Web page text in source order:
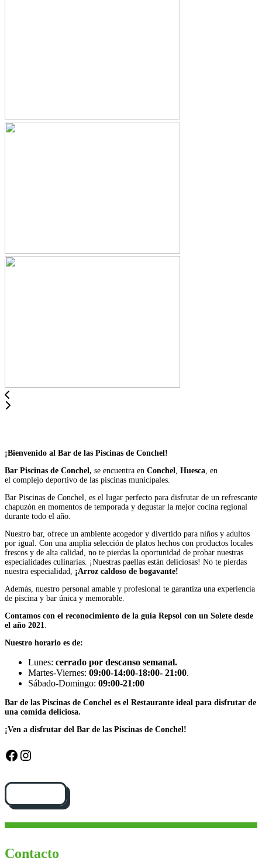
¡Bienvenido al Bar de las Piscinas de Conchel!
Bar Piscinas de Conchel, se encuentra en Conchel Huesca , en
el complejo deportivo de las piscinas municipales.
Bar Piscinas de Conchel, es el lugar perfecto para disfrutar de un refrescante
chapuzón en momentos de temporada y degustar la mejor cocina regional
durante todo el año.
Nuestro bar, ofrece un ambiente acogedor y divertido para niños y adultos
por igual. Con una amplia selección de platos hechos con productos locales
frescos y de alta calidad, no te pierdas la oportunidad de probar nuestras
especialidades culinarias. ¡Nuestras paellas están deliciosas! No te pierdas
nuestra especialidad, ¡Arroz caldoso de bogavante!
Además, nuestro personal amable y profesional te garantiza una experiencia
de piscina y bar única y memorable.
Contamos con el reconocimiento de la guía Repsol con un Solete desde
el año 2021
Nuestro horario es de:
Lunes: cerrado por descanso semanal.
Martes-Viernes: 09:00-14:00-18:00- 21:00.
Sábado-Domingo: 09:00-21:00
Bar de las Piscinas de Conchel es el Restaurante ideal para disfrutar de
una comida deliciosa.
¡Ven a disfrutar del Bar de las Piscinas de Conchel!
Facebook
Instagram
Contacto